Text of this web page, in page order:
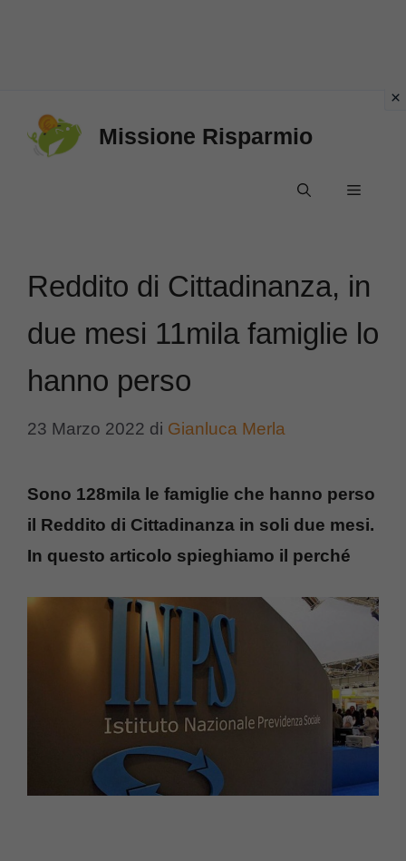
Missione Risparmio
Menu
Reddito di Cittadinanza, in
due mesi 11mila famiglie lo
hanno perso
23 Marzo 2022 di Gianluca Merla
Sono 128mila le famiglie che hanno perso
il Reddito di Cittadinanza in soli due mesi.
In questo articolo spieghiamo il perché